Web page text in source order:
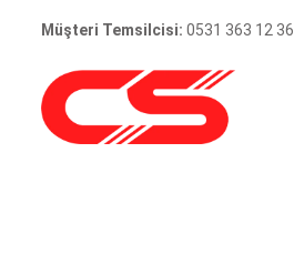
Müşteri Temsilcisi: 0531 363 12 36